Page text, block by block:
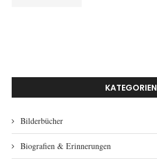
KATEGORIEN
Bilderbücher
Biografien & Erinnerungen